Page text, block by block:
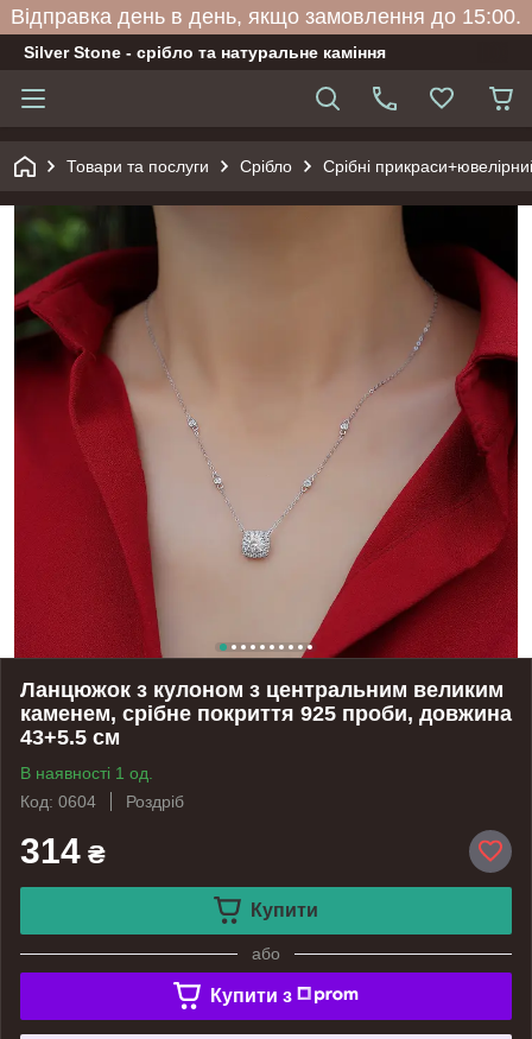
Відправка день в день, якщо замовлення до 15:00.
Silver Stone - срібло та натуральне каміння
Товари та послуги Срібло Срібні
Ланцюжок з кулоном з центральним великим
каменем, срібне покриття 925 проби, довжина
43+5.5 см
В наявності 1 од.
Код: 0604
Роздріб
314 ₴
Купити
або
Купити з